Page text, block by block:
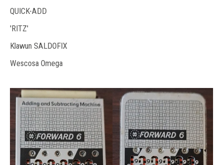
QUICK-ADD
'RITZ'
Klawun SALDOFIX
Wescosa Omega